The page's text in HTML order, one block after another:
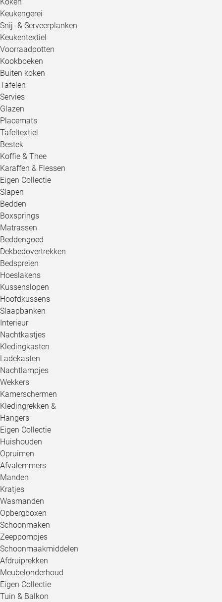
Keukengerei
Snij- & Serveerplanken
Keukentextiel
Voorraadpotten
Kookboeken
Buiten koken
Tafelen
Servies
Glazen
Placemats
Tafeltextiel
Bestek
Koffie & Thee
Karaffen & Flessen
Eigen Collectie
Slapen
Bedden
Boxsprings
Matrassen
Beddengoed
Dekbedovertrekken
Bedspreien
Hoeslakens
Kussenslopen
Hoofdkussens
Slaapbanken
Interieur
Nachtkastjes
Kledingkasten
Ladekasten
Nachtlampjes
Wekkers
Kamerschermen
Kledingrekken &
Hangers
Eigen Collectie
Huishouden
Opruimen
Afvalemmers
Manden
Kratjes
Wasmanden
Opbergboxen
Schoonmaken
Zeeppompjes
Schoonmaakmiddelen
Afdruiprekken
Meubelonderhoud
Eigen Collectie
Tuin & Balkon